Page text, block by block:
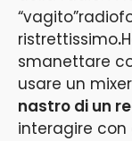
ristrettissimo.
smanettare
usare un
nastro di un
interagire